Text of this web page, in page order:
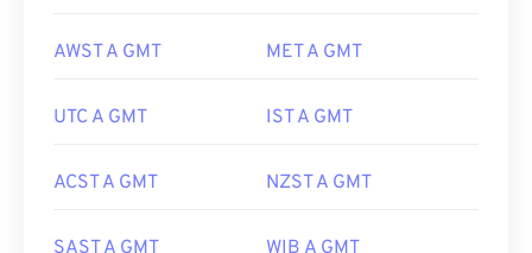
AWST A GMT MET A GMT
UTC A GMT IST A GMT
ACST A GMT NZST A GMT
SAST A GMT WIB A GMT